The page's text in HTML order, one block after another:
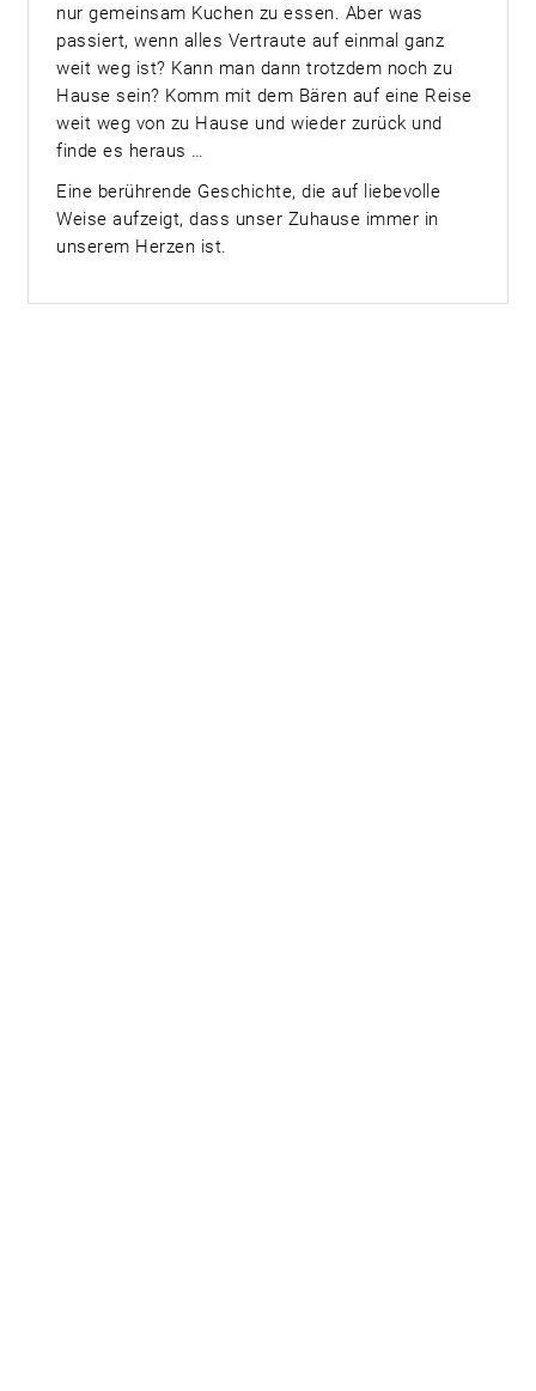
nur gemeinsam Kuchen zu essen. Aber was
passiert, wenn alles Vertraute auf einmal ganz
weit weg ist? Kann man dann trotzdem noch zu
Hause sein? Komm mit dem Bären auf eine Reise
weit weg von zu Hause und wieder zurück und
finde es heraus …
Eine berührende Geschichte, die auf liebevolle
Weise aufzeigt, dass unser Zuhause immer in
unserem Herzen ist.